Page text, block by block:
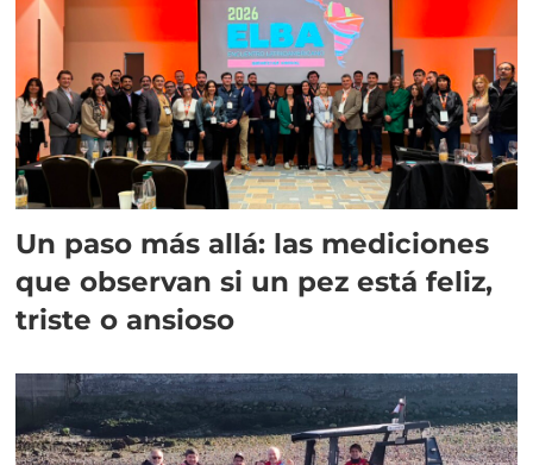
Un paso más allá: las mediciones
que observan si un pez está feliz,
triste o ansioso